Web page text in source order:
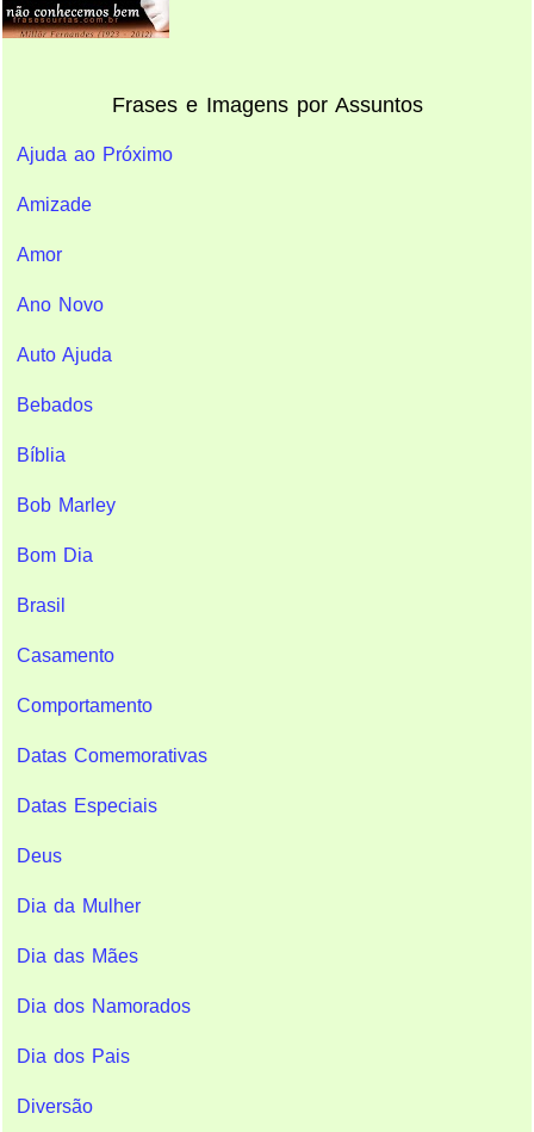
Frases e Imagens por Assuntos
Ajuda ao Próximo
Amizade
Amor
Ano Novo
Auto Ajuda
Bebados
Bíblia
Bob Marley
Bom Dia
Brasil
Casamento
Comportamento
Datas Comemorativas
Datas Especiais
Deus
Dia da Mulher
Dia das Mães
Dia dos Namorados
Dia dos Pais
Diversão